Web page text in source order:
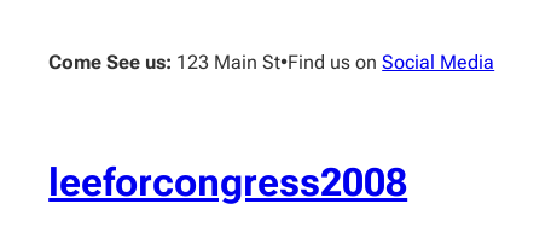
contentCome See us: 123 Main St•Find us onSocial Media
leeforcongress2008